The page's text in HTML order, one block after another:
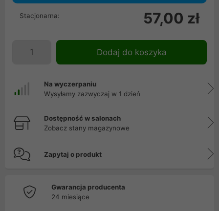
Stacjonarna: 57,00 zł
Dodaj do koszyka
Na wyczerpaniu
Wysyłamy zazwyczaj w 1 dzień
Dostępność w salonach
Zobacz stany magazynowe
Zapytaj o produkt
Gwarancja producenta
24 miesiące